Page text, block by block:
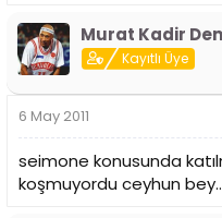
Murat Kadir
Kayıtlı Üye
6 May 2011
seimone konusunda
koşmuyordu ceyhun bey..